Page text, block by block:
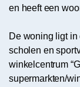
en heeft een
De woning ligt
scholen en
winkelcentrum
supermarkten/